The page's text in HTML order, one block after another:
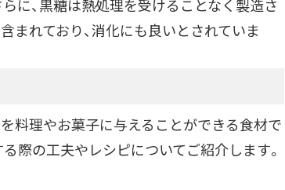
に、黒糖は熱処理を受けることなく製造さ
まれており、消化にも良いとされていま
料理やお菓子に与えることができる食材で
際の工夫やレシピについてご紹介します。